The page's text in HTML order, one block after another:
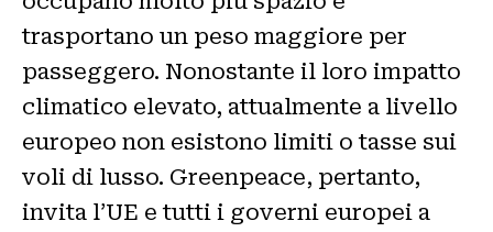
trasportano un peso maggiore per
passeggero. Nonostante il loro impatto
climatico elevato, attualmente a livello
europeo non esistono limiti o tasse sui
voli di lusso. Greenpeace, pertanto,
invita l’UE e tutti i governi europei a